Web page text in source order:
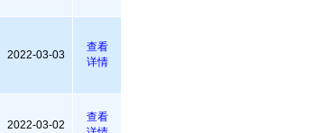
2022-03-03
查看
详情
2022-03-02
查看